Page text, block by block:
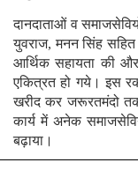
दानदाताओं व
युवराज, मनन सिंह
आर्थिक सहायता की
एकित्रत हो गये। इस
खरीद कर जरूरतमंदो
कार्य में अनेक
बढ़ाया।